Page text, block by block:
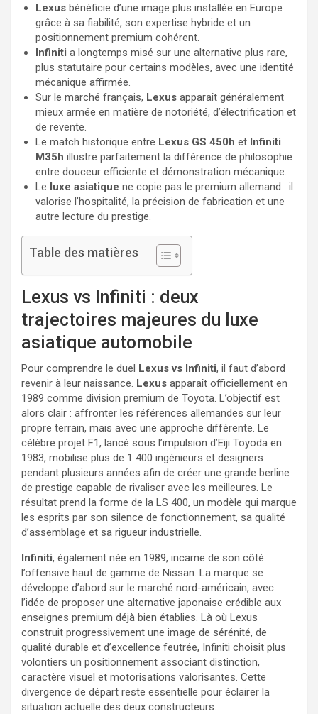
Lexus bénéficie d’une image plus installée en Europe
grâce à sa fiabilité, son expertise hybride et un
positionnement premium cohérent.
Infiniti a longtemps misé sur une alternative plus rare,
plus statutaire pour certains modèles, avec une identité
mécanique affirmée.
Sur le marché français, Lexus apparaît généralement
mieux armée en matière de notoriété, d’électrification et
de revente.
Le match historique entre Lexus GS 450h et Infiniti
M35h illustre parfaitement la différence de philosophie
entre douceur efficiente et démonstration mécanique.
Le luxe asiatique ne copie pas le premium allemand : il
valorise l’hospitalité, la précision de fabrication et une
autre lecture du prestige.
Table des matières
Lexus vs Infiniti : deux
trajectoires majeures du luxe
asiatique automobile
Pour comprendre le duel Lexus vs Infiniti, il faut d’abord
revenir à leur naissance. Lexus apparaît officiellement en
1989 comme division premium de Toyota. L’objectif est
alors clair : affronter les références allemandes sur leur
propre terrain, mais avec une approche différente. Le
célèbre projet F1, lancé sous l’impulsion d’Eiji Toyoda en
1983, mobilise plus de 1 400 ingénieurs et designers
pendant plusieurs années afin de créer une grande berline
de prestige capable de rivaliser avec les meilleures. Le
résultat prend la forme de la LS 400, un modèle qui marque
les esprits par son silence de fonctionnement, sa qualité
d’assemblage et sa rigueur industrielle.
Infiniti, également née en 1989, incarne de son côté
l’offensive haut de gamme de Nissan. La marque se
développe d’abord sur le marché nord-américain, avec
l’idée de proposer une alternative japonaise crédible aux
enseignes premium déjà bien établies. Là où Lexus
construit progressivement une image de sérénité, de
qualité durable et d’excellence feutrée, Infiniti choisit plus
volontiers un positionnement associant distinction,
caractère visuel et motorisations valorisantes. Cette
divergence de départ reste essentielle pour éclairer la
situation actuelle des deux constructeurs.